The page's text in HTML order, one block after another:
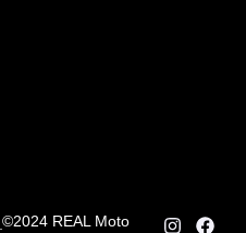
©2024 REAL Moto